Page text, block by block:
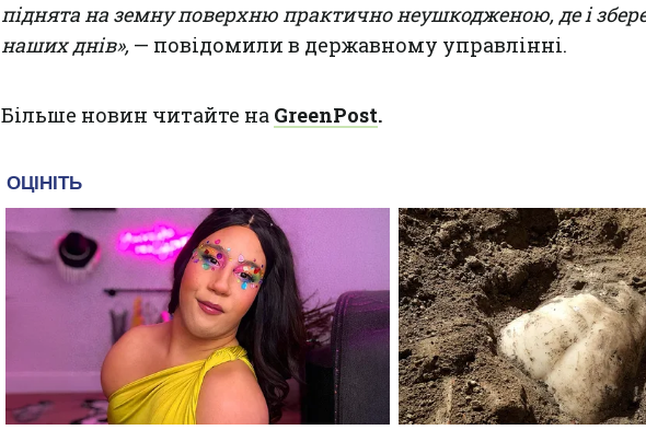
піднята на земну поверхню практично неушкодженою, де і
наших днів», — повідомили в державному управлінні.
Більше новин читайте на GreenPost.